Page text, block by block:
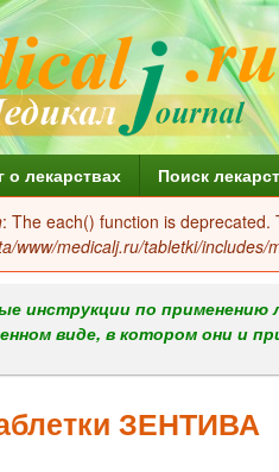
о лекарствах Поиск
: The each() function is
www/medicalj.ru/tabletki/includes/
инструкции по
виде, в котором они и
ЗЕНТИВА